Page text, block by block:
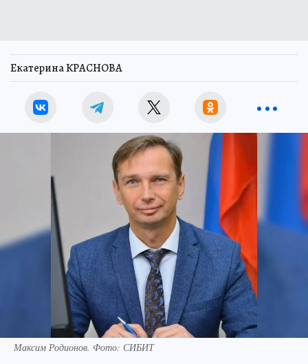
Екатерина КРАСНОВА
Максим Родионов. Фото: СИБИТ